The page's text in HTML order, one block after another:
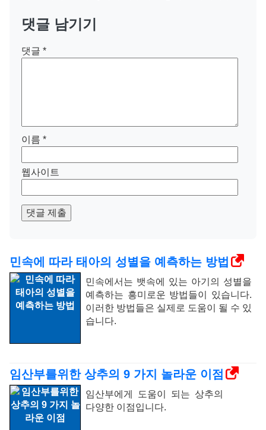
댓글 남기기
댓글 *
이름 *
웹사이트
댓글 제출
민속에 따라 태아의 성별을 예측하는 방법
민속에서는 뱃속에 있는 아기의 성별을
예측하는 흥미로운 방법들이 있습니다.
이러한 방법들은 실제로 도움이 될 수 있
습니다.
임산부를위한 상추의 9 가지 놀라운 이점
임산부에게 도움이 되는 상추의
다양한 이점입니다.